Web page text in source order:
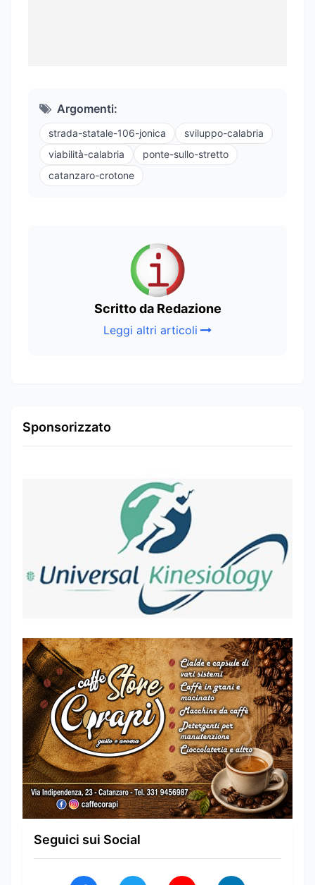
Argomenti:
strada-statale-106-jonica
sviluppo-calabria
viabilità-calabria
ponte-sullo-stretto
catanzaro-crotone
Scritto da Redazione
Leggi altri articoli
Sponsorizzato
Seguici sui Social